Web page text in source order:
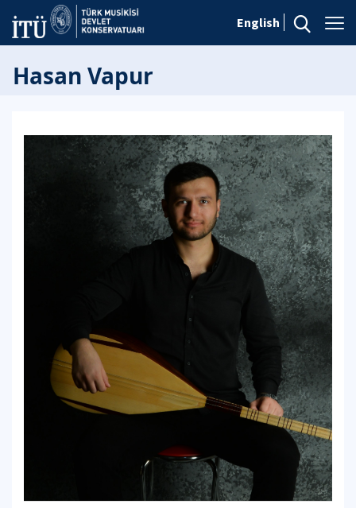
English
Hasan Vapur